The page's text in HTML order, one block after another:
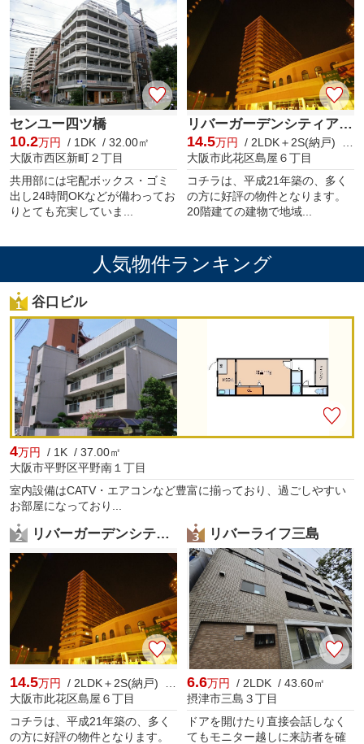
センユー四ツ橋
10.2万円
/ 1DK / 32.00㎡
大阪市西区新町２丁目
共用部には宅配ボックス・ゴミ
出し24時間OKなどが備わってお
りとても充実していま...
リバーガーデンシティアリス
14.5万円
/ 2LDK＋2S(納戸) / 70.00㎡
大阪市此花区島屋６丁目
コチラは、平成21年築の、多く
の方に好評の物件となります。
20階建ての建物で地域...
人気物件ランキング
谷口ビル
4万円 / 1K / 37.00㎡
大阪市平野区平野南１丁目
室内設備はCATV・エアコンなど豊富に揃っており、過ごしやすい
お部屋になっており...
リバーガーデンシティアリス
14.5万円
/ 2LDK＋2S(納戸) / 70.00㎡
大阪市此花区島屋６丁目
コチラは、平成21年築の、多く
の方に好評の物件となります。
リバーライフ三島
6.6万円
/ 2LDK / 43.60㎡
摂津市三島３丁目
ドアを開けたり直接会話しなく
てもモニター越しに来訪者を確